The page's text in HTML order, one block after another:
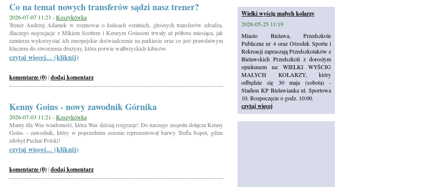
Co na temat nowych transferów sądzi nasz trener?
2026-07-07 11:23 -Koszykówka
Trener Andrzej Adamek w rozmowie o kulisach ostatnich, głośnych transferów zdradza,
dlaczego negocjacje z Mikiem Scottem i Kennym Goinsem trwały aż półtora miesiąca, jak
zamierza wykorzystać ich europejskie doświadczenie na parkiecie oraz co jest prawdziwym
kluczem do stworzenia drużyny, która porwie wałbrzyskich kibiców.
czytaj więcej... (kliknij)
komentarze (0)|dodaj komentarz
Kenny Goins - nowy zawodnik Górnika
2026-07-03 11:21 -Koszykówka
Mamy dla Was wiadomość, która Was dzisiaj rozgrzeje! Do naszego zespołu dołącza Kenny
Goins – zawodnik, który w poprzednim sezonie reprezentował barwy Trefla Sopot, gdzie
zdobył Puchar Polski!
czytaj więcej... (kliknij)
komentarze (0)|dodaj komentarz
Wielki wyścig małych kolarzy
2026-05-25 11:19
Miasto Bielawa, Przedszkole
Publiczne nr 4 oraz Ośrodek Sportu i
Rekreacji zapraszają Przedszkolaków z
Bielawskich Przedszkoli z dorosłym
opiekunem na: WIELKI WYŚCIG
MAŁYCH KOLARZY, który
odbędzie się 30 maja (sobota) -
Stadion KP Bielawianka ul. Sportowa
10. Rozpoczęcie o godz. 10:00.
czytaj więcej